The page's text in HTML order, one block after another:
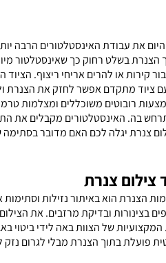
את עבודת האינסטלטורים הרבה
בשלט רחוק כך שאינסטלטור
קירות או להרים אריחי ריצוף.
ציוד מתקדם אפשר לחזק את הצנרת
רובוטים משוכללים ומצלמות
בה. האינסטלטורים מקבלים את
צנרת יגלה לכם האם מדובר
צילום צנרת
הצנרת הוא באיתור נזילות וסתימות
בצינורות ובדיקת מרזבים. את
המקצועיות של הצוות באה לידי ביטוי
פועלת בתוך הצנרת מבלי לגרום נזק